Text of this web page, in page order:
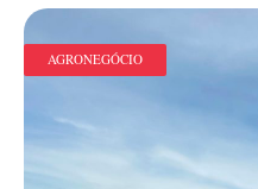
AGRONEGÓCIO